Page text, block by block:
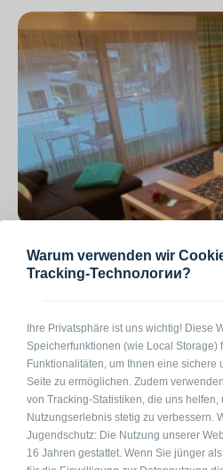
87616 Marktoberdorf Keltenstr.
Warum verwenden wir
Tracking-Technологии?
Ihre Privatsphäre ist uns wichtig! Diese
Speicherfunktionen (wie Local Storage)
Funktionalitäten, um Ihnen eine sichere
Seite zu ermöglichen. Zudem
von Tracking-Statistiken, die uns helfen,
Nutzungserlebnis stetig zu verbessern.
Jugendschutz: Die Nutzung unserer
16 Jahren gestattet. Wenn Sie jünger